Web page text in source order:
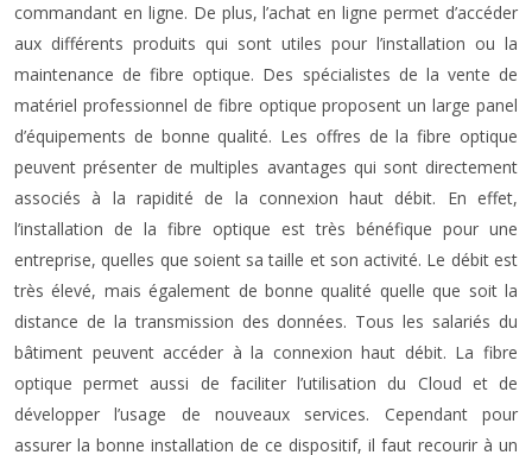
commandant en ligne. De plus, l’achat en ligne permet d’accéder
aux différents produits qui sont utiles pour l’installation ou la
maintenance de fibre optique. Des spécialistes de la vente de
matériel professionnel de fibre optique proposent un large panel
d’équipements de bonne qualité. Les offres de la fibre optique
peuvent présenter de multiples avantages qui sont directement
associés à la rapidité de la connexion haut débit. En effet,
l’installation de la fibre optique est très bénéfique pour une
entreprise, quelles que soient sa taille et son activité. Le débit est
très élevé, mais également de bonne qualité quelle que soit la
distance de la transmission des données. Tous les salariés du
bâtiment peuvent accéder à la connexion haut débit. La fibre
optique permet aussi de faciliter l’utilisation du Cloud et de
développer l’usage de nouveaux services. Cependant pour
assurer la bonne installation de ce dispositif, il faut recourir à un